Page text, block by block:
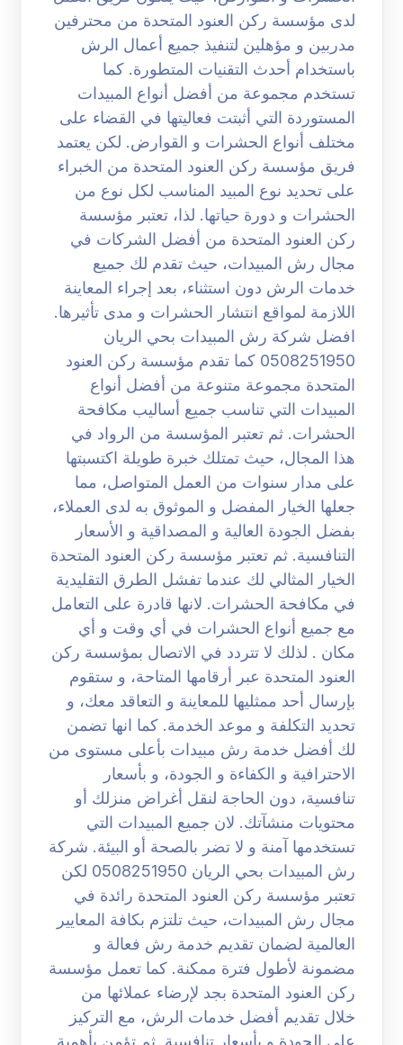
لدى مؤسسة ركن العنود المتحدة من محترفين
مدربين و مؤهلين لتنفيذ جميع أعمال الرش
باستخدام أحدث التقنيات المتطورة. كما
تستخدم مجموعة من أفضل أنواع المبيدات
المستوردة التي أثبتت فعاليتها في القضاء على
مختلف أنواع الحشرات و القوارض. لكن يعتمد
فريق مؤسسة ركن العنود المتحدة من الخبراء
على تحديد نوع المبيد المناسب لكل نوع من
الحشرات و دورة حياتها. لذا، تعتبر مؤسسة
ركن العنود المتحدة من أفضل الشركات في
مجال رش المبيدات، حيث تقدم لك جميع
خدمات الرش دون استثناء، بعد إجراء المعاينة
اللازمة لمواقع انتشار الحشرات و مدى تأثيرها.
افضل شركة رش المبيدات بحي الريان
0508251950 كما تقدم مؤسسة ركن العنود
المتحدة مجموعة متنوعة من أفضل أنواع
المبيدات التي تناسب جميع أساليب مكافحة
الحشرات. ثم تعتبر المؤسسة من الرواد في
هذا المجال، حيث تمتلك خبرة طويلة اكتسبتها
على مدار سنوات من العمل المتواصل، مما
جعلها الخيار المفضل و الموثوق به لدى العملاء،
بفضل الجودة العالية و المصداقية و الأسعار
التنافسية. ثم تعتبر مؤسسة ركن العنود المتحدة
الخيار المثالي لك عندما تفشل الطرق التقليدية
في مكافحة الحشرات. لانها قادرة على التعامل
مع جميع أنواع الحشرات في أي وقت و أي
مكان . لذلك لا تتردد في الاتصال بمؤسسة ركن
العنود المتحدة عبر أرقامها المتاحة، و ستقوم
بإرسال أحد ممثليها للمعاينة و التعاقد معك، و
تحديد التكلفة و موعد الخدمة. كما انها تضمن
لك أفضل خدمة رش مبيدات بأعلى مستوى من
الاحترافية و الكفاءة و الجودة، و بأسعار
تنافسية، دون الحاجة لنقل أغراض منزلك أو
محتويات منشآتك. لان جميع المبيدات التي
تستخدمها آمنة و لا تضر بالصحة أو البيئة. شركة
رش المبيدات بحي الريان 0508251950 لكن
تعتبر مؤسسة ركن العنود المتحدة رائدة في
مجال رش المبيدات، حيث تلتزم بكافة المعايير
العالمية لضمان تقديم خدمة رش فعالة و
مضمونة لأطول فترة ممكنة. كما تعمل مؤسسة
ركن العنود المتحدة بجد لإرضاء عملائها من
خلال تقديم أفضل خدمات الرش، مع التركيز
على الجودة و بأسعار تنافسية. ثم تؤمن بأهمية